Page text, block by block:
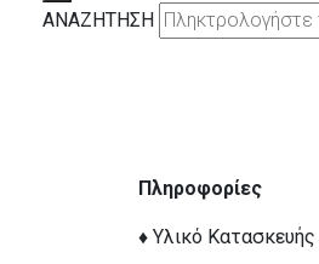
ΑΝΑΖΗΤΗΣΗ
Πληροφορίες
♦ Υλικό